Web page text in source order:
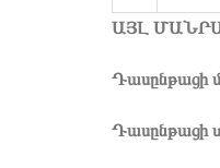
ԱՅԼ
Դասընթացի
Դասընթացի